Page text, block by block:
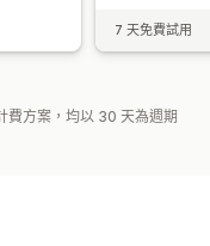
7 天免費試用
費方案，均以 30 天為週期